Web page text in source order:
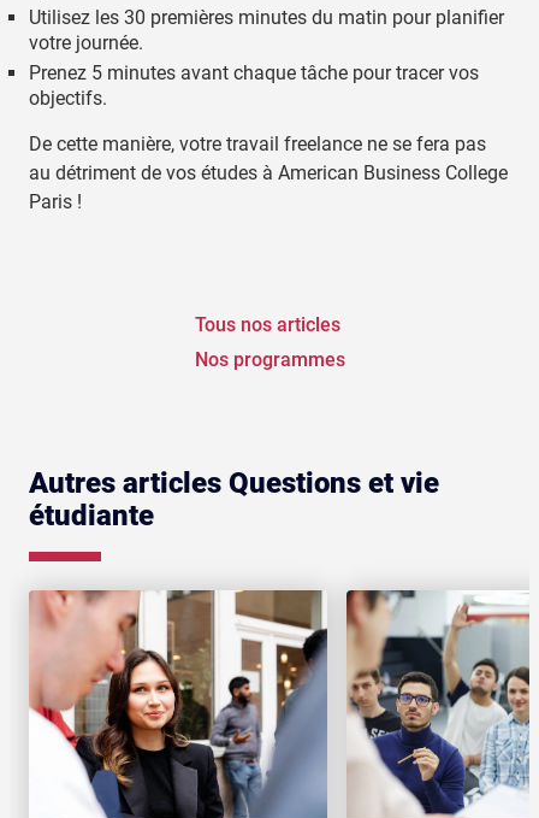
Utilisez les 30 premières minutes du matin pour planifier
votre journée.
Prenez 5 minutes avant chaque tâche pour tracer vos
objectifs.
De cette manière, votre travail freelance ne se fera pas
au détriment de vos études à American Business College
Paris !
Tous nos articles
Nos programmes
Autres articles Questions et vie
étudiante